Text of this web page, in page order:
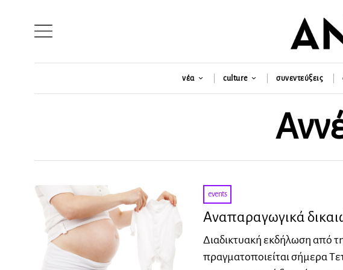
νέα culture συνεντεύξεις
events
Αναπαραγωγικά
Διαδικτυακή εκδήλωση από
πραγματοποιείται σήμερα